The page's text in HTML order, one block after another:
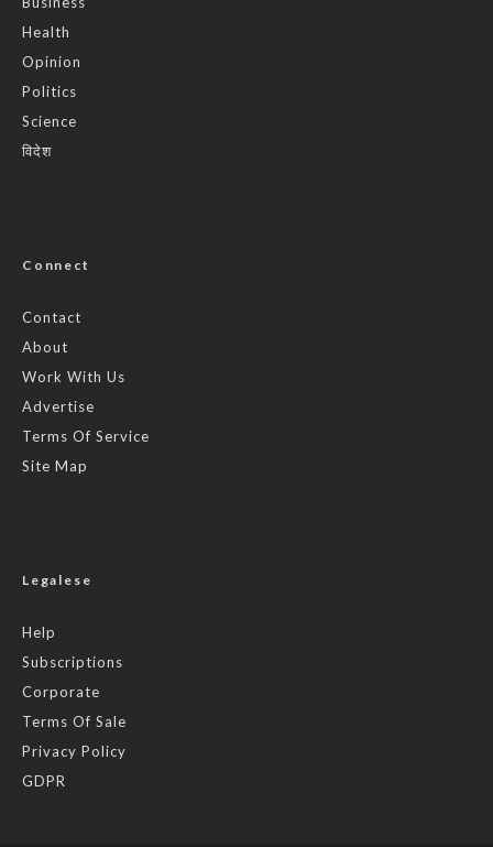
Health
Opinion
Politics
Science
विदेश
Connect
Contact
About
Work With Us
Advertise
Terms Of Service
Site Map
Legalese
Help
Subscriptions
Corporate
Terms Of Sale
Privacy Policy
GDPR